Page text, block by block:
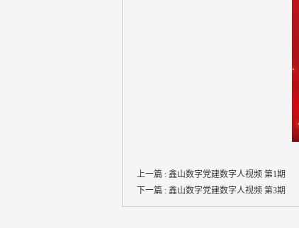
上一篇 : 鑫山数字党建数字人视频 第1期
下一篇 : 鑫山数字党建数字人视频 第3期